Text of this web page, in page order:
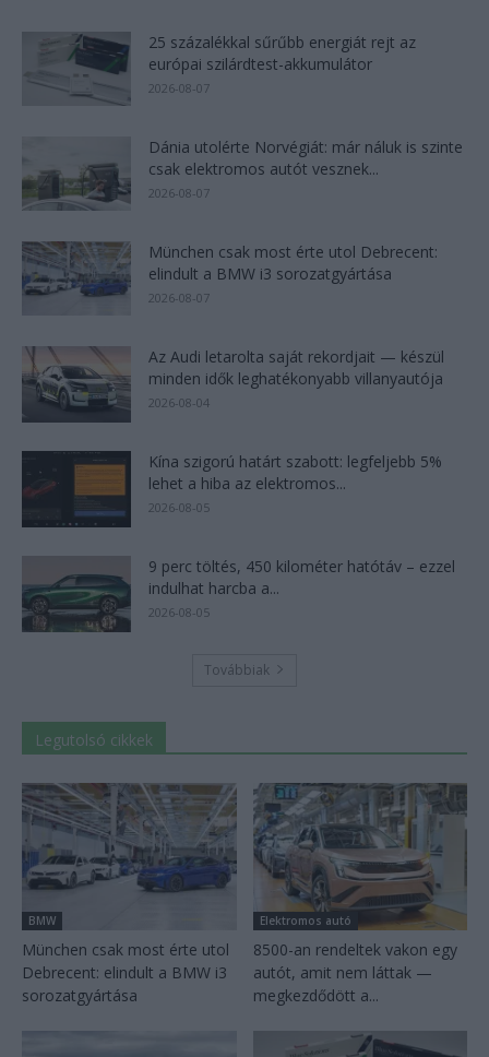
25 százalékkal sűrűbb energiát rejt az
európai szilárdtest-akkumulátor
2026-08-07
Dánia utolérte Norvégiát: már náluk is szinte
csak elektromos autót vesznek...
2026-08-07
München csak most érte utol Debrecent:
elindult a BMW i3 sorozatgyártása
2026-08-07
Az Audi letarolta saját rekordjait — készül
minden idők leghatékonyabb villanyautója
2026-08-04
Kína szigorú határt szabott: legfeljebb 5%
lehet a hiba az elektromos...
2026-08-05
9 perc töltés, 450 kilométer hatótáv – ezzel
indulhat harcba a...
2026-08-05
Továbbiak
Legutolsó cikkek
BMW
München csak most érte utol
Debrecent: elindult a BMW i3
sorozatgyártása
Elektromos autó
8500-an rendeltek vakon egy
autót, amit nem láttak —
megkezdődött a...